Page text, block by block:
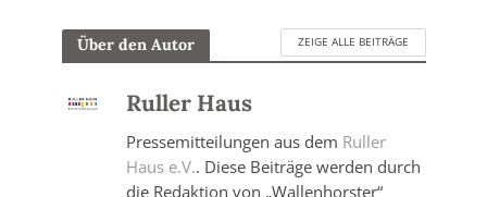
Über den Autor ZEIGE ALLE BEITRÄGE
Ruller Haus
Pressemitteilungen aus dem Ruller
Haus e.V.. Diese Beiträge werden durch
die Redaktion von „Wallenhorster“